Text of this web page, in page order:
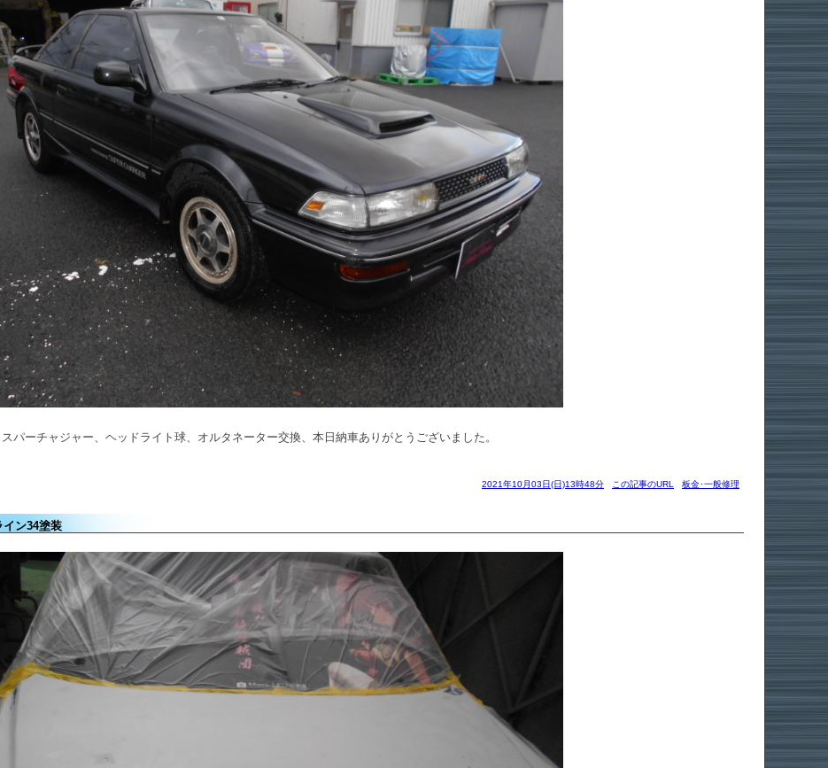
パーチャジャー、ヘッドライト球、オルタネーター交換、本日納車ありがとうございました。
2021年10月03日(日)13時48分 この記事のURL 板金･一般修理
ン34塗装